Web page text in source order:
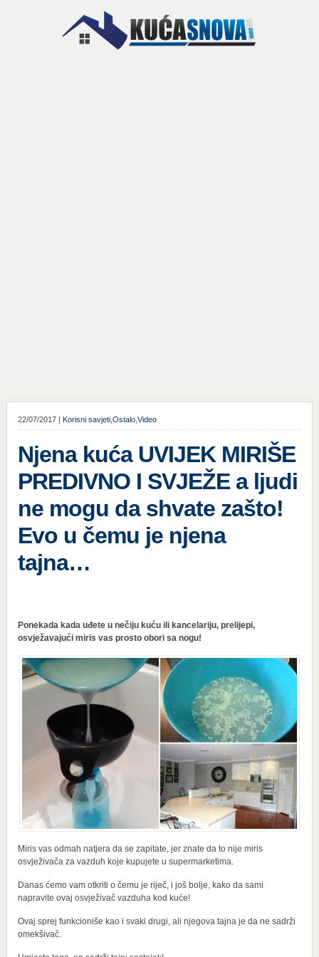
22/07/2017 | Korisni savjeti, Ostalo, Video
Njena kuća UVIJEK MIRIŠE
PREDIVNO I SVJEŽE a ljudi
ne mogu da shvate zašto!
Evo u čemu je njena
tajna…
Ponekada kada uđete u nečiju kuću ili kancelariju, prelijepi,
osvježavajući miris vas prosto obori sa nogu!
Miris vas odmah natjera da se zapitate, jer znate da to nije miris
osvježivača za vazduh koje kupujete u supermarketima.
Danas ćemo vam otkriti o čemu je riječ, i još bolje, kako da sami
napravite ovaj osvježivač vazduha kod kuće!
Ovaj sprej funkcioniše kao i svaki drugi, ali njegova tajna je da ne sadrži
omekšivač.